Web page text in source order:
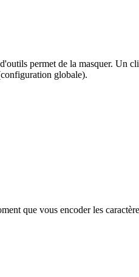
permet de la masquer. Un
globale).
que vous encoder les